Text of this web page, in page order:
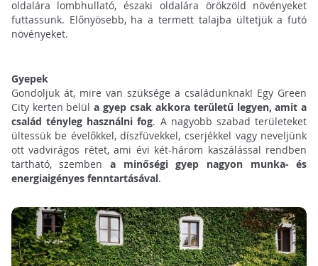
oldalára lombhullató, északi oldalára örökzöld növényeket
futtassunk. Előnyösebb, ha a termett talajba ültetjük a futó
növényeket.
Gyepek
Gondoljuk át, mire van szüksége a családunknak! Egy Green
City kerten belüla gyep csak akkora területű legyen, amit a
család tényleg használni fog. A nagyobb szabad területeket
ültessük be évelőkkel, díszfüvekkel, cserjékkel vagy neveljünk
ott vadvirágos rétet, ami évi két-három kaszálással rendben
tartható, szembena minőségi gyep nagyon munka- és
energiaigényes fenntartásával.